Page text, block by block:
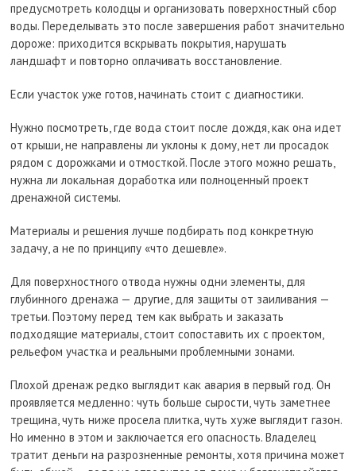
предусмотреть колодцы и организовать поверхностный сбор
воды. Переделывать это после завершения работ значительно
дороже: приходится вскрывать покрытия, нарушать
ландшафт и повторно оплачивать восстановление.
Если участок уже готов, начинать стоит с диагностики.
Нужно посмотреть, где вода стоит после дождя, как она идет
от крыши, не направлены ли уклоны к дому, нет ли просадок
рядом с дорожками и отмосткой. После этого можно решать,
нужна ли локальная доработка или полноценный проект
дренажной системы.
Материалы и решения лучше подбирать под конкретную
задачу, а не по принципу «что дешевле».
Для поверхностного отвода нужны одни элементы, для
глубинного дренажа — другие, для защиты от заиливания —
третьи. Поэтому перед тем как выбрать и заказать
подходящие материалы, стоит сопоставить их с проектом,
рельефом участка и реальными проблемными зонами.
Плохой дренаж редко выглядит как авария в первый год. Он
проявляется медленно: чуть больше сырости, чуть заметнее
трещина, чуть ниже просела плитка, чуть хуже выглядит газон.
Но именно в этом и заключается его опасность. Владелец
тратит деньги на разрозненные ремонты, хотя причина может